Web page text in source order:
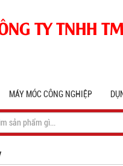
TY TNHH
MÁY MÓC CÔNG NGHIỆP